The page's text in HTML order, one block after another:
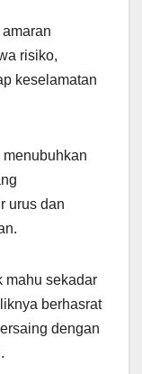
risiko,
keselamatan
urus dan
mahu sekadar
berhasrat
dengan